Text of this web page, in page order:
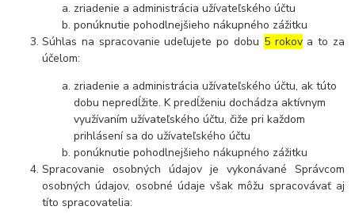
zriadenie a administrácia užívateľského účtu
ponúknutie pohodlnejšieho nákupného zážitku
Súhlas na spracovanie udeľujete po dobu 5 rokova to za
účelom:
zriadenie a administrácia užívateľského účtu, ak túto
dobu nepredĺžite. K predĺženiu dochádza aktívnym
využívaním užívateľského účtu, čiže pri každom
prihlásení sa do užívateľského účtu
ponúknutie pohodlnejšieho nákupného zážitku
Spracovanie osobných údajov je vykonávané Správcom
osobných údajov, osobné údaje však môžu spracovávať aj
títo spracovatelia: